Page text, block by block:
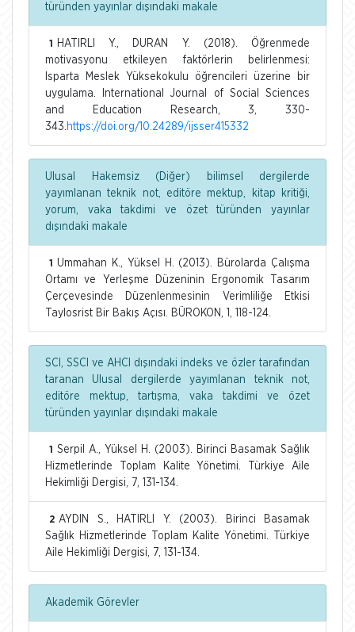
türünden yayınlar dışındaki makale
1
HATIRLI Y., DURAN Y. (2018). Öğrenmede
motivasyonu etkileyen faktörlerin belirlenmesi:
Isparta Meslek Yüksekokulu öğrencileri üzerine bir
uygulama. International Journal of Social Sciences
and Education Research, 3, 330-
343. https://doi.org/10.24289/ijsser415332
Ulusal Hakemsiz (Diğer) bilimsel dergilerde
yayımlanan teknik not, editöre mektup, kitap kritiği,
yorum, vaka takdimi ve özet türünden yayınlar
dışındaki makale
1
Ummahan K., Yüksel H. (2013). Bürolarda Çalışma
Ortamı ve Yerleşme Düzeninin Ergonomik Tasarım
Çerçevesinde Düzenlenmesinin Verimliliğe Etkisi
Taylosrist Bir Bakış Açısı. BÜROKON, 1, 118-124.
SCI, SSCI ve AHCI dışındaki indeks ve özler tarafından
taranan Ulusal dergilerde yayımlanan teknik not,
editöre mektup, tartışma, vaka takdimi ve özet
türünden yayınlar dışındaki makale
1
Serpil A., Yüksel H. (2003). Birinci Basamak Sağlık
Hizmetlerinde Toplam Kalite Yönetimi. Türkiye Aile
Hekimliği Dergisi, 7, 131-134.
2 AYDIN S., HATIRLI Y. (2003). Birinci Basamak
Sağlık Hizmetlerinde Toplam Kalite Yönetimi. Türkiye
Aile Hekimliği Dergisi, 7, 131-134.
Akademik Görevler